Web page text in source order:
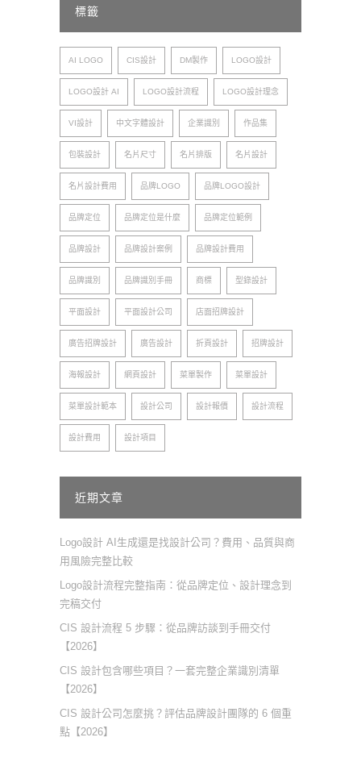
標籤
AI LOGO CIS設計 DM製作 LOGO設計
LOGO設計 AI LOGO設計流程 LOGO設計理念
VI設計 中文字體設計 企業識別 作品集
包裝設計 名片尺寸 名片排版 名片設計
名片設計費用 品牌LOGO 品牌LOGO設計
品牌定位 品牌定位是什麼 品牌定位範例
品牌設計 品牌設計案例 品牌設計費用
品牌識別 品牌識別手冊 商標 型錄設計
平面設計 平面設計公司 店面招牌設計
廣告招牌設計 廣告設計 折頁設計 招牌設計
海報設計 網頁設計 菜單製作 菜單設計
菜單設計範本 設計公司 設計報價 設計流程
設計費用 設計項目
近期文章
Logo設計 AI生成還是找設計公司？費用、品質與商
用風險完整比較
Logo設計流程完整指南：從品牌定位、設計理念到
完稿交付
CIS 設計流程 5 步驟：從品牌訪談到手冊交付
【2026】
CIS 設計包含哪些項目？一套完整企業識別清單
【2026】
CIS 設計公司怎麼挑？評估品牌設計團隊的 6 個重
點【2026】